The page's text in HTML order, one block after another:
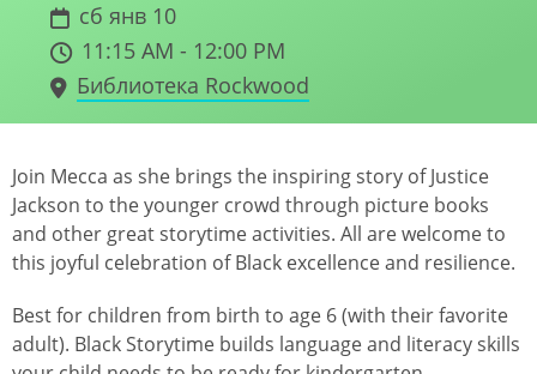
сб янв 10
11:15 AM - 12:00 PM
Библиотека Rockwood
Join Mecca as she brings the inspiring story of Justice
Jackson to the younger crowd through picture books
and other great storytime activities. All are welcome to
this joyful celebration of Black excellence and resilience.
Best for children from birth to age 6 (with their favorite
adult). Black Storytime builds language and literacy skills